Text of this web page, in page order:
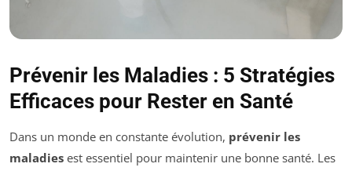
Prévenir les Maladies : 5 Stratégies
Efficaces pour Rester en Santé
Dans un monde en constante évolution, prévenir les
maladies est essentiel pour maintenir une bonne santé. Les